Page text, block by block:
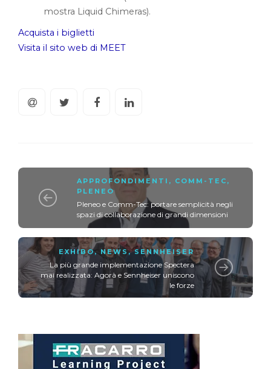
mostra Liquid Chimeras).
Acquista i biglietti
Visita il sito web di MEET
APPROFONDIMENTI , COMM-TEC ,
PLENEO
Pleneo e Comm-Tec: portare semplicità negli
spazi di collaborazione di grandi dimensioni
EXHIBO, NEWS,SENNHEISER
La più grande implementazione Spectera
mai realizzata: Agorà e Sennheiser uniscono
le forze